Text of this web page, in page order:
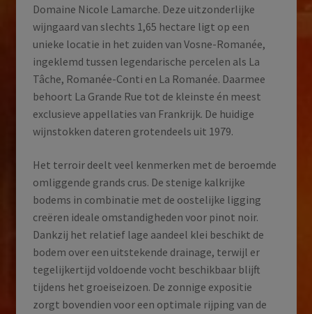
Domaine Nicole Lamarche. Deze uitzonderlijke
wijngaard van slechts 1,65 hectare ligt op een
unieke locatie in het zuiden van Vosne-Romanée,
ingeklemd tussen legendarische percelen als La
Tâche, Romanée-Conti en La Romanée. Daarmee
behoort La Grande Rue tot de kleinste én meest
exclusieve appellaties van Frankrijk. De huidige
wijnstokken dateren grotendeels uit 1979.
Het terroir deelt veel kenmerken met de beroemde
omliggende grands crus. De stenige kalkrijke
bodems in combinatie met de oostelijke ligging
creëren ideale omstandigheden voor pinot noir.
Dankzij het relatief lage aandeel klei beschikt de
bodem over een uitstekende drainage, terwijl er
tegelijkertijd voldoende vocht beschikbaar blijft
tijdens het groeiseizoen. De zonnige expositie
zorgt bovendien voor een optimale rijping van de